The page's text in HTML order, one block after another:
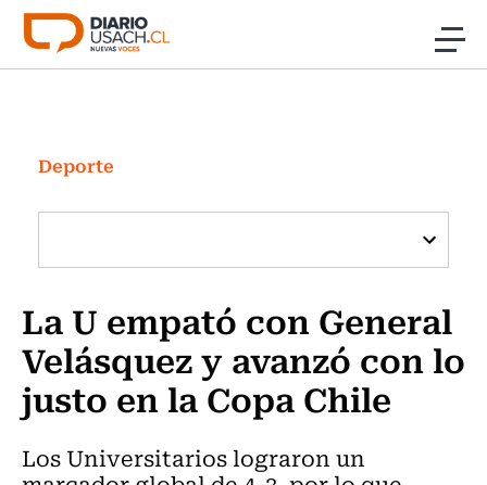
Click acá para ir directamente al contenido
Investigación
Cultura
Programas Radio y TV Usach
Deporte
La U empató con General
Velásquez y avanzó con lo
justo en la Copa Chile
Los Universitarios lograron un